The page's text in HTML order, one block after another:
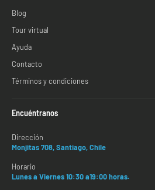
Blog
Tour virtual
Ayuda
Contacto
Términos y condiciones
Encuéntranos
Dirección
Monjitas 708, Santiago, Chile
Horario
Lunes a Viernes 10:30 a19:00 horas.